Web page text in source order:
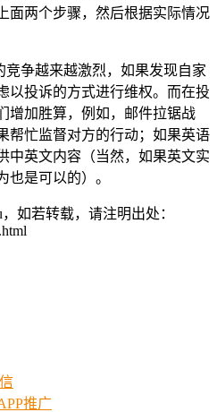
面两个步骤，然后根据实际情况
竞争越来越激烈，如果发现自家
以投诉的方式进行维权。而在投
增加胜算，例如，邮件拉锯战
帮忙监督对方的行动；如果英语
中英文内容（当然，如果英文实
也是可以的）。
如若转载，请注明出处：
推广